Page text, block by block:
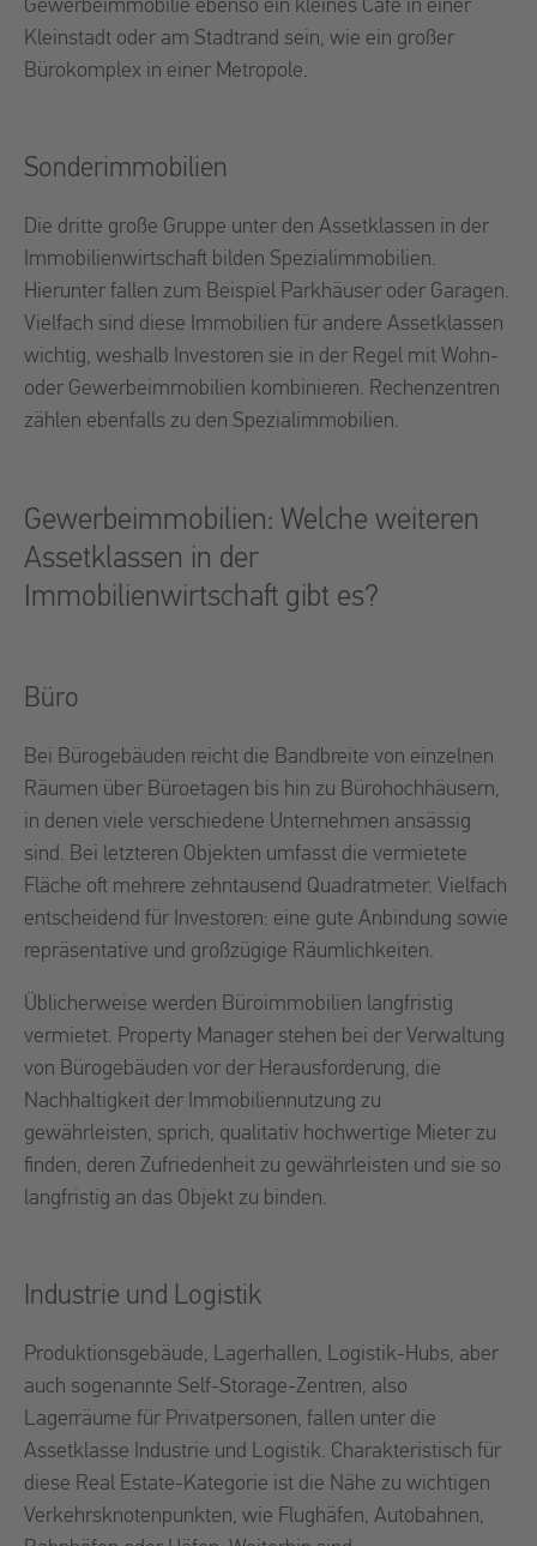
Gewerbeimmobilie ebenso ein kleines Café in einer
Kleinstadt oder am Stadtrand sein, wie ein großer
Bürokomplex in einer Metropole.
Sonderimmobilien
Die dritte große Gruppe unter den Assetklassen in der
Immobilienwirtschaft bilden Spezialimmobilien.
Hierunter fallen zum Beispiel Parkhäuser oder Garagen.
Vielfach sind diese Immobilien für andere Assetklassen
wichtig, weshalb Investoren sie in der Regel mit Wohn-
oder Gewerbeimmobilien kombinieren. Rechenzentren
zählen ebenfalls zu den Spezialimmobilien.
Gewerbeimmobilien: Welche weiteren
Assetklassen in der
Immobilienwirtschaft gibt es?
Büro
Bei Bürogebäuden reicht die Bandbreite von einzelnen
Räumen über Büroetagen bis hin zu Bürohochhäusern,
in denen viele verschiedene Unternehmen ansässig
sind. Bei letzteren Objekten umfasst die vermietete
Fläche oft mehrere zehntausend Quadratmeter. Vielfach
entscheidend für Investoren: eine gute Anbindung sowie
repräsentative und großzügige Räumlichkeiten.
Üblicherweise werden Büroimmobilien langfristig
vermietet. Property Manager stehen bei der Verwaltung
von Bürogebäuden vor der Herausforderung, die
Nachhaltigkeit der Immobiliennutzung zu
gewährleisten, sprich, qualitativ hochwertige Mieter zu
finden, deren Zufriedenheit zu gewährleisten und sie so
langfristig an das Objekt zu binden.
Industrie und Logistik
Produktionsgebäude, Lagerhallen, Logistik-Hubs, aber
auch sogenannte Self-Storage-Zentren, also
Lagerräume für Privatpersonen, fallen unter die
Assetklasse Industrie und Logistik. Charakteristisch für
diese Real Estate-Kategorie ist die Nähe zu wichtigen
Verkehrsknotenpunkten, wie Flughäfen, Autobahnen,